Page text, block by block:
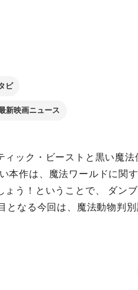
ビ
新映画ニュース
ック・ビーストと黒い魔法
本作は、魔法ワールドに関
う！ということで、 ダン
となる今回は、魔法動物判